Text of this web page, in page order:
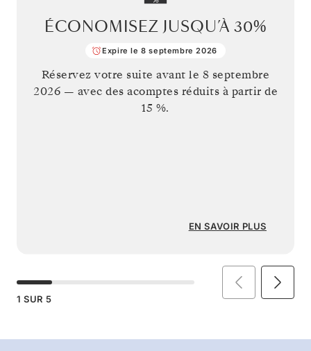
ÉCONOMISEZ JUSQU’À 30%
Expire le 8 septembre 2026
Réservez votre suite avant le 8 septembre
2026 — avec des acomptes réduits à partir de
15 %.
EN SAVOIR PLUS
1 SUR 5